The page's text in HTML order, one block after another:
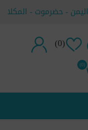
اليمن - حضرموت - المكلا
(0)
تسجيل جديد(0)